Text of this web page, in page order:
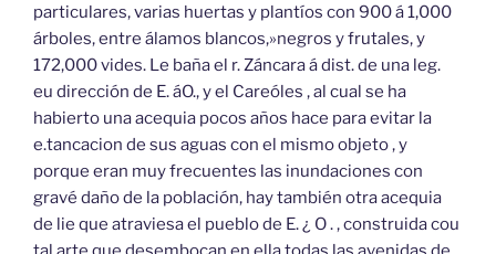
particulares, varias huertas y plantíos con 900 á 1,000
árboles, entre álamos blancos,»negros y frutales, y
172,000 vides. Le baña el r. Záncara á dist. de una leg.
eu dirección de E. áO., y el Careóles , al cual se ha
habierto una acequia pocos años hace para evitar la
e.tancacion de sus aguas con el mismo objeto , y
porque eran muy frecuentes las inundaciones con
gravé daño de la población, hay también otra acequia
de lie que atraviesa el pueblo de E. ¿ O . , construida cou